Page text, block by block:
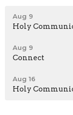
Aug 9
Holy
Aug 9
Connect
Aug 16
Holy